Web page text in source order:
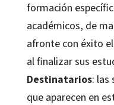
formación
académicos, de
afronte con éxito
al finalizar sus
Destinatarios: las
que aparecen en